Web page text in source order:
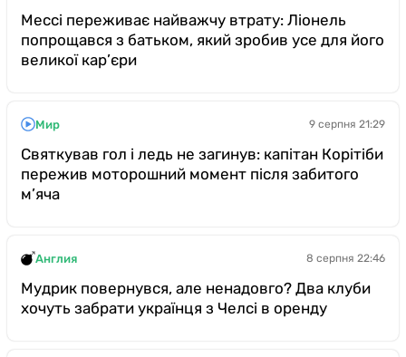
Мессі переживає найважчу втрату: Ліонель
попрощався з батьком, який зробив усе для його
великої кар’єри
Мир 9 серпня 21:29
Святкував гол і ледь не загинув: капітан Корітіби
пережив моторошний момент після забитого
м’яча
Англия 8 серпня 22:46
Мудрик повернувся, але ненадовго? Два клуби
хочуть забрати українця з Челсі в оренду